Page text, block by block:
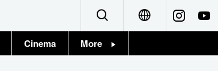
Cinema More